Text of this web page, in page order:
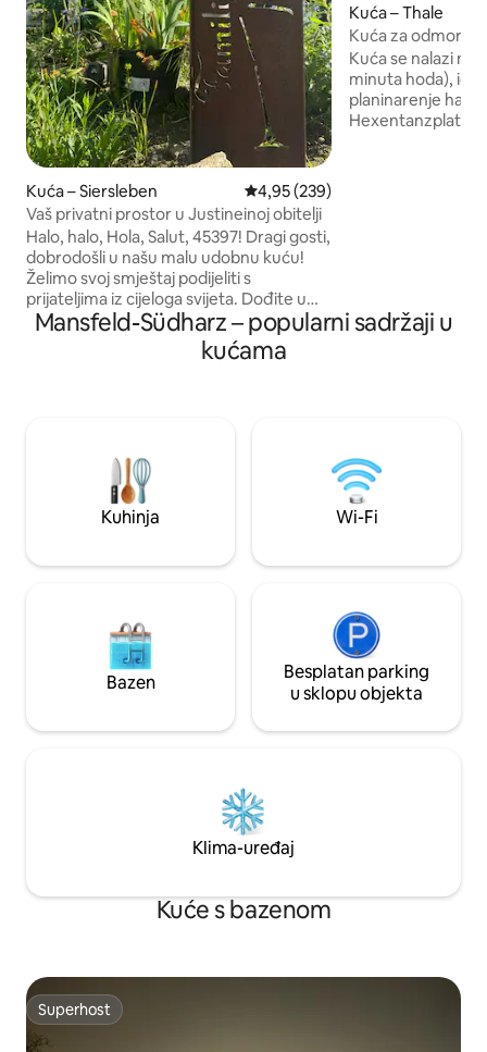
Kuća – Siersleben Prosječna ocjena: 4,95/5,
4,95 (239)
Vaš privatni prostor u Justineinoj obitelji
Halo, halo, Hola, Salut, 45397! Dragi gosti,
dobrodošli u našu malu udobnu kuću!
Želimo svoj smještaj podijeliti s
prijateljima iz cijeloga svijeta. Dođite u
rodno mjesto Martina Luthera za 20 min
vožnje. Saznajte više o njegovom
posljednjem putovanju. Pratite njegove
rudarsko područje bakrenog škriljevca.
Dobro došli na engleskom, francuskom,
španjolskom, njemačkom i korejskom.
Kuća – Thale
Kuća za odmor
Kuća se nalazi na
minuta hoda),
planinarenje
Hexentanzplatz i
obitelji s djecom.
Mansfeld-Südharz – popularni sadržaji u
kućama
Kuhinja Wi-Fi
Bazen
Besplatan parking
u sklopu objekta
Klima-uređaj
Kuće s bazenom
Superhost
Superhost